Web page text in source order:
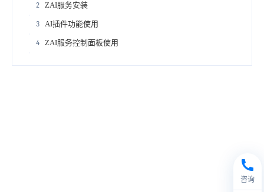
2 ZAI服务安装
3 AI插件功能使用
4 ZAI服务控制面板使用
咨询